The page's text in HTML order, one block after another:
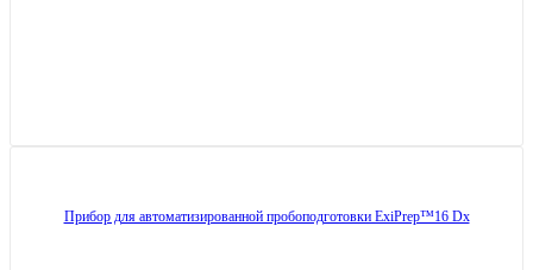
Прибор для автоматизированной пробоподготовки ExiPrep™16 Dx